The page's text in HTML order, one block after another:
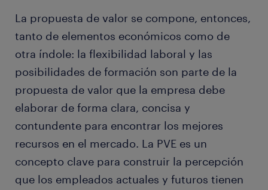
La propuesta de valor se compone, entonces,
tanto de elementos económicos como de
otra índole: la flexibilidad laboral y las
posibilidades de formación son parte de la
propuesta de valor que la empresa debe
elaborar de forma clara, concisa y
contundente para encontrar los mejores
recursos en el mercado. La PVE es un
concepto clave para construir la percepción
que los empleados actuales y futuros tienen